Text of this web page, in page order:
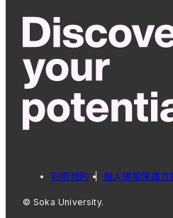
利用規約 個人情報保護方
© Soka University.